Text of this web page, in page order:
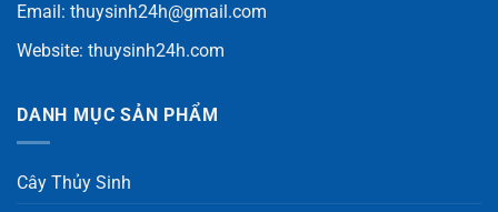
Email: thuysinh24h@gmail.com
Website: thuysinh24h.com
DANH MỤC SẢN PHẨM
Cây Thủy Sinh